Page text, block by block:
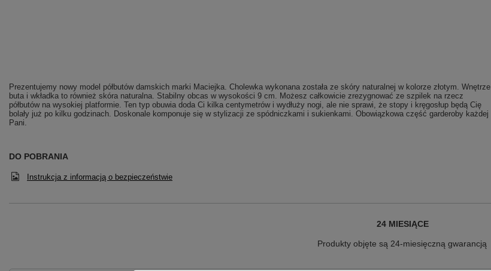
Prezentujemy nowy model półbutów damskich marki Maciejka. Cholewka wykonana została ze skóry naturalnej w kolorze złotym. Wnętrze
buta i wkładka to również skóra naturalna. Stabilny obcas w wysokości 9 cm. Możesz całkowicie zrezygnować ze szpilek na rzecz
półbutów na wysokiej platformie. Ten typ obuwia doda Ci kilka centymetrów i wydłuży nogi, ale nie sprawi, że stopy i kręgosłup będą Cię
bolały już po kilku godzinach. Doskonale komponuje się w stylizacji ze spódniczkami i sukienkami. Obowiązkowa część garderoby każdej
Pani.
DO POBRANIA
Instrukcja z informacją o bezpieczeństwie
24 MIESIĄCE
Produkty objęte są 24-miesięczną gwarancją